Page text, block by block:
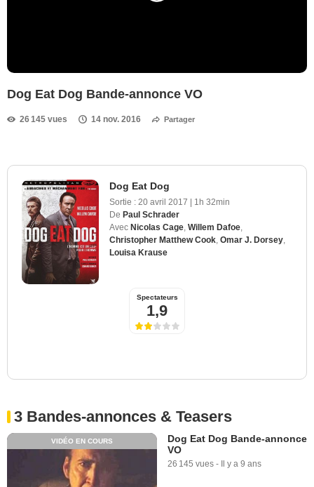
Dog Eat Dog Bande-annonce VO
26 145 vues 14 nov. 2016 Partager
Dog Eat Dog
Sortie : 20 avril 2017 | 1h 32min
De Paul Schrader
Avec Nicolas Cage Willem Dafoe
Christopher Matthew Cook Omar J. Dorsey
Louisa Krause
Spectateurs
1,9
3 Bandes-annonces & Teasers
VIDÉO EN COURS
Dog Eat Dog Bande-annonce
VO
26 145 vues - Il y a 9 ans